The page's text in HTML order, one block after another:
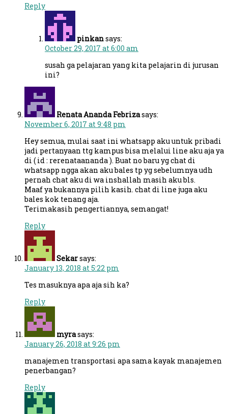
Reply
pinkansays:
October 29, 2017 at 6:00 am
susah ga pelajaran yang kita pelajarin di jurusan
ini?
Renata Ananda Febrizasays:
November 6, 2017 at 9:48 pm
Hey semua, mulai saat ini whatsapp aku untuk pribadi
jadi pertanyaan ttg kampus bisa melalui line aku aja ya
di ( id : rerenataananda ). Buat no baru yg chat di
whatsapp ngga akan aku bales tp yg sebelumnya udh
pernah chat aku di wa inshallah masih aku bls.
Maaf ya bukannya pilih kasih. chat di line juga aku
bales kok tenang aja.
Terimakasih pengertiannya, semangat!
Reply
Sekarsays:
January 13, 2018 at 5:22 pm
Tes masuknya apa aja sih ka?
Reply
myrasays:
January 26, 2018 at 9:26 pm
manajemen transportasi apa sama kayak manajemen
penerbangan?
Reply